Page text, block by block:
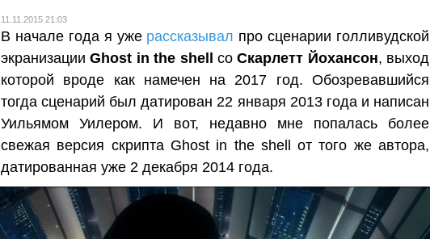
11.11.2015 21:03
В начале года я ужерассказывал про сценарии голливудской
экранизацииGhost in the shell соСкарлетт Йохансон, выход
которой вроде как намечен на 2017 год. Обозревавшийся
тогда сценарий был датирован 22 января 2013 года и написан
Уильямом Уилером. И вот, недавно мне попалась более
свежая версия скрипта Ghost in the shell от того же автора,
датированная уже 2 декабря 2014 года.